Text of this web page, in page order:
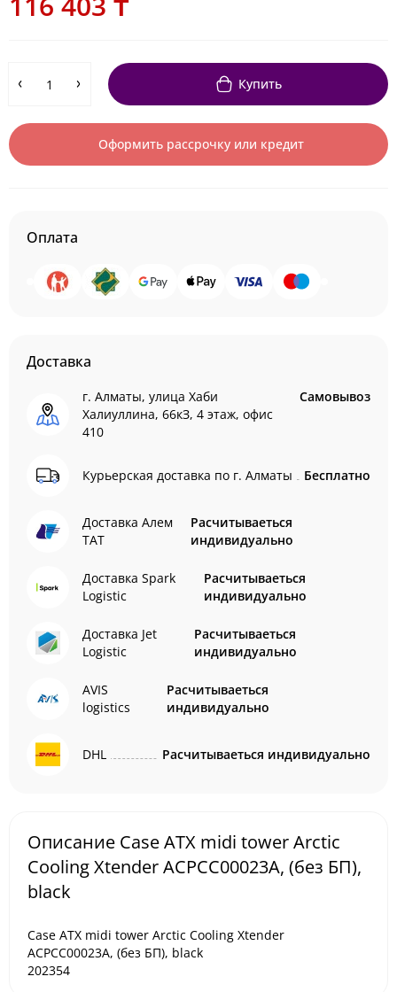
Купить
Оформить рассрочку или кредит
Оплата
Доставка
г. Алматы, улица Хаби
Халиуллина, 66кЗ, 4 этаж, офис
410
Самовывоз
Курьерская доставка по г. Алматы Бесплатно
Доставка Алем
ТАТ
Расчитываеться
индивидуально
Доставка Spark
Logistic
Расчитываеться
индивидуально
Доставка Jet
Logistic
Расчитываеться
индивидуально
AVIS
logistics
Расчитываеться
индивидуально
DHL Расчитываеться индивидуально
Описание Case ATX midi tower Arctic
Cooling Xtender ACPCC00023A, (без БП),
black
Case ATX midi tower Arctic Cooling Xtender
ACPCC00023A, (без БП), black
202354